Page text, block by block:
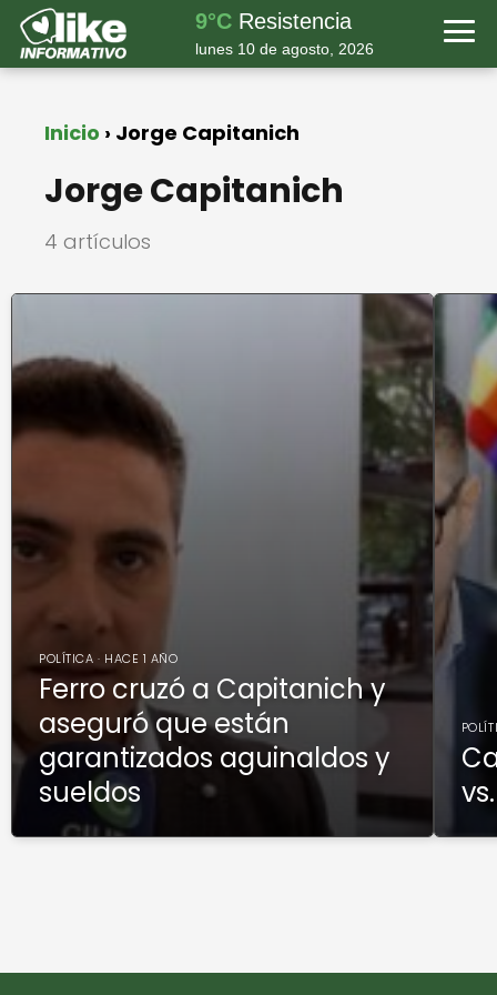
9°CResistencia
lunes 10 de agosto, 2026
Inicio Jorge Capitanich
Jorge Capitanich
4 artículos
POLÍTICA · HACE 1 AÑO
Ferro cruzó a Capitanich y
aseguró que están
garantizados aguinaldos y
sueldos